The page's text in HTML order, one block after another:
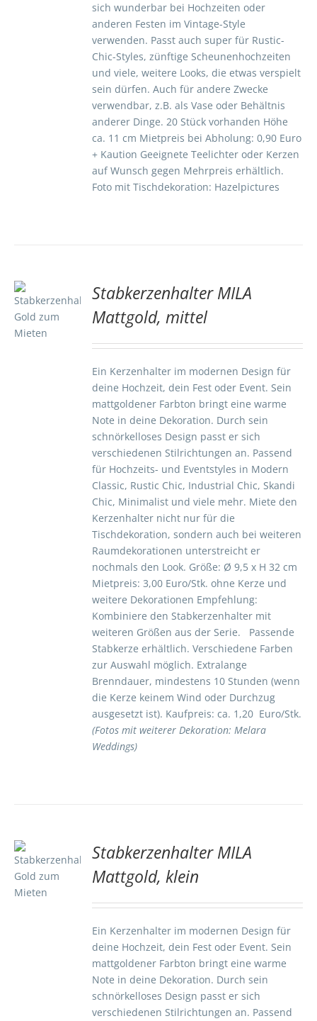
sich wunderbar bei Hochzeiten oder
anderen Festen im Vintage-Style
verwenden. Passt auch super für Rustic-
Chic-Styles, zünftige Scheunenhochzeiten
und viele, weitere Looks, die etwas verspielt
sein dürfen. Auch für andere Zwecke
verwendbar, z.B. als Vase oder Behältnis
anderer Dinge. 20 Stück vorhanden Höhe
ca. 11 cm Mietpreis bei Abholung: 0,90 Euro
+ Kaution Geeignete Teelichter oder Kerzen
auf Wunsch gegen Mehrpreis erhältlich.
Foto mit Tischdekoration: Hazelpictures
Stabkerzenhalter MILA
Mattgold, mittel
Ein Kerzenhalter im modernen Design für
deine Hochzeit, dein Fest oder Event. Sein
mattgoldener Farbton bringt eine warme
Note in deine Dekoration. Durch sein
schnörkelloses Design passt er sich
verschiedenen Stilrichtungen an. Passend
für Hochzeits- und Eventstyles in Modern
Classic, Rustic Chic, Industrial Chic, Skandi
Chic, Minimalist und viele mehr. Miete den
Kerzenhalter nicht nur für die
Tischdekoration, sondern auch bei weiteren
Raumdekorationen unterstreicht er
nochmals den Look. Größe: Ø 9,5 x H 32 cm
Mietpreis: 3,00 Euro/Stk. ohne Kerze und
weitere Dekorationen Empfehlung:
Kombiniere den Stabkerzenhalter mit
weiteren Größen aus der Serie. Passende
Stabkerze erhältlich. Verschiedene Farben
zur Auswahl möglich. Extralange
Brenndauer, mindestens 10 Stunden (wenn
die Kerze keinem Wind oder Durchzug
ausgesetzt ist). Kaufpreis: ca. 1,20 Euro/Stk.
(Fotos mit weiterer Dekoration: Melara
Weddings)
Stabkerzenhalter MILA
Mattgold, klein
Ein Kerzenhalter im modernen Design für
deine Hochzeit, dein Fest oder Event. Sein
mattgoldener Farbton bringt eine warme
Note in deine Dekoration. Durch sein
schnörkelloses Design passt er sich
verschiedenen Stilrichtungen an. Passend